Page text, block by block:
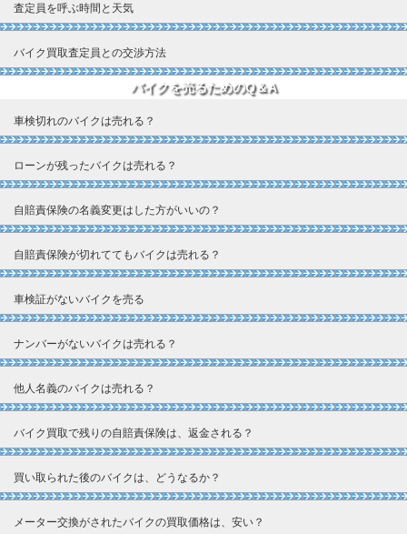
査定員を呼ぶ時間と天気
バイク買取査定員との交渉方法
バイクを売るためのQ＆A
車検切れのバイクは売れる？
ローンが残ったバイクは売れる？
自賠責保険の名義変更はした方がいいの？
自賠責保険が切れててもバイクは売れる？
車検証がないバイクを売る
ナンバーがないバイクは売れる？
他人名義のバイクは売れる？
バイク買取で残りの自賠責保険は、返金される？
買い取られた後のバイクは、どうなるか？
メーター交換がされたバイクの買取価格は、安い？